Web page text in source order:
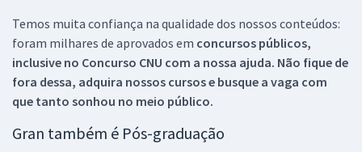
Temos muita confiança na qualidade dos nossos conteúdos:
foram milhares de aprovados em concursos públicos,
inclusive no Concurso CNU com a nossa ajuda. Não fique de
fora dessa, adquira nossos cursos e busque a vaga com
que tanto sonhou no meio público.
Gran também é Pós-graduação